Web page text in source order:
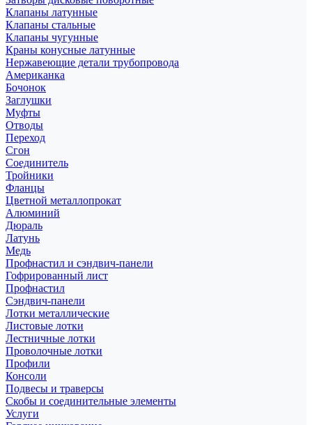
Клапаны латунные
Клапаны стальные
Клапаны чугунные
Краны конусные латунные
Нержавеющие детали трубопровода
Американка
Бочонок
Заглушки
Муфты
Отводы
Переход
Сгон
Соединитель
Тройники
Фланцы
Цветной металлопрокат
Алюминий
Дюраль
Латунь
Медь
Профнастил и сэндвич-панели
Гофрированный лист
Профнастил
Сэндвич-панели
Лотки металлические
Листовые лотки
Лестничные лотки
Проволочные лотки
Профили
Консоли
Подвесы и траверсы
Скобы и соединительные элементы
Услуги